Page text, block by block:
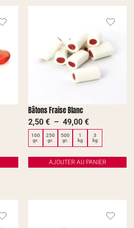
Bâtons Fraise Blanc
2,50 € – 49,00 €
100
gr.
250
gr.
500
gr.
1
kg
3
kg
AJOUTER AU PANIER